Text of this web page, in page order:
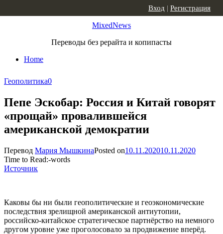
MixedNews
Переводы без рерайта и копипасты
Home
Вход | Регистрация
Геополитика0
Пепе Эскобар: Россия и Китай говорят
«прощай» провалившейся
американской демократии
Перевод Мария МышкинаPosted on10.11.202010.11.2020
Time to Read:-words
Источник
Каковы бы ни были геополитические и геоэкономические
последствия зрелищной американской антиутопии,
российско-китайское стратегическое партнёрство на немного
другом уровне уже проголосовало за продвижение вперёд.